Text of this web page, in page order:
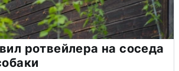
ротвейлера на соседа